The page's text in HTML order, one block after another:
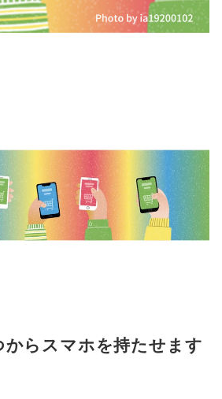
からスマホを持たせます